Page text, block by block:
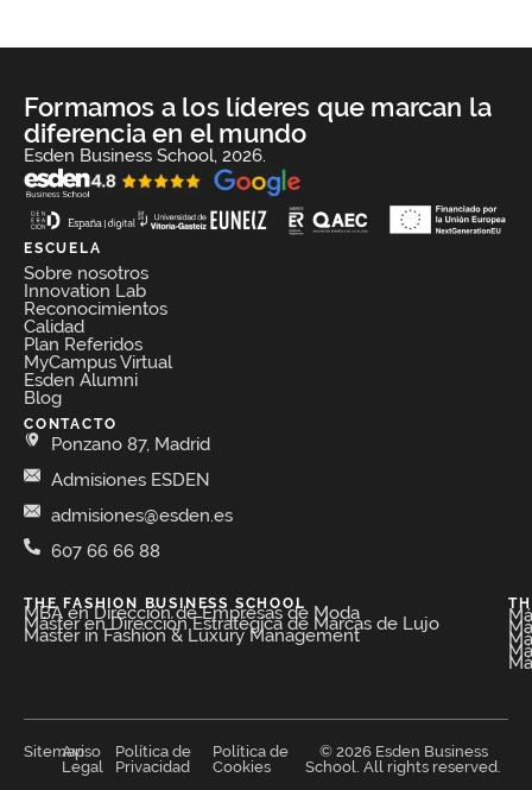
Formamos a los líderes que marcan la
diferencia en el mundo
Esden Business School, 2026.
ESCUELA
Sobre nosotros
Innovation Lab
Reconocimientos
Calidad
Plan Referidos
MyCampus Virtual
Esden Alumni
Blog
CONTACTO
Ponzano 87, Madrid
Admisiones ESDEN
admisiones@esden.es
607 66 66 88
THE FASHION BUSINESS SCHOOL​
MBA en Dirección de Empresas de Moda​
Máster en Dirección Estratégica de Marcas de Lujo
Master in Fashion & Luxury Management
© 2026 Esden Business
School. All rights reserved.
Sitemap
Aviso
Legal
Política de
Privacidad
Política de
Cookies